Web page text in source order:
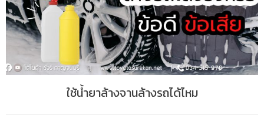
ใช้น้ำยาล้างจานล้างรถได้ไหม